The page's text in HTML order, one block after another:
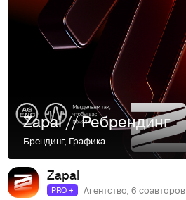
Zapal // Ребрендинг
Брендинг, Графика
Zapal
PRO + Агентство, 6 соавторов